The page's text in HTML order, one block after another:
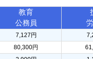
教育
公務員
7,127円
80,300円